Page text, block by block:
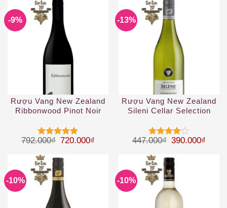
-9%
Rượu Vang New Zealand
Ribbonwood Pinot Noir
Được xếp
sao
792.000₫ Giá gốc là: 792.000₫.
720.000₫ Giá hiện tại là: 720.000₫.
-13%
Rượu Vang New Zealand
Sileni Cellar Selection
Được
45 sao
447.000₫ Giá gốc là:
390.000₫
-10% -10%